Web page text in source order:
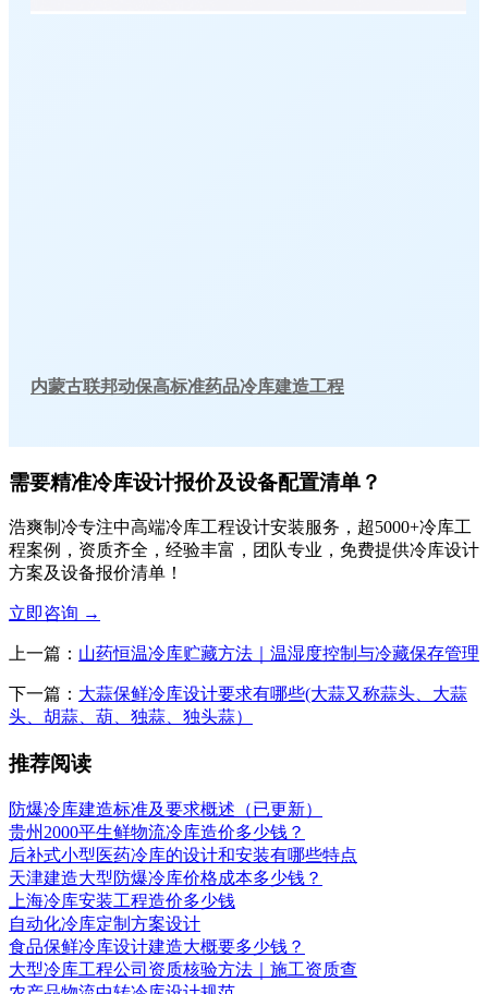
内蒙古联邦动保高标准药品冷库建造工程
需要精准冷库设计报价及设备配置清单？
浩爽制冷专注中高端冷库工程设计安装服务，超5000+冷库工
程案例，资质齐全，经验丰富，团队专业，免费提供冷库设计
方案及设备报价清单！
立即咨询 →
上一篇： 山药恒温冷库贮藏方法｜温湿度控制与冷藏保存管理
下一篇： 大蒜保鲜冷库设计要求有哪些(大蒜又称蒜头、大蒜
头、胡蒜、葫、独蒜、独头蒜）
推荐阅读
防爆冷库建造标准及要求概述（已更新）
贵州2000平生鲜物流冷库造价多少钱？
后补式小型医药冷库的设计和安装有哪些特点
天津建造大型防爆冷库价格成本多少钱？
上海冷库安装工程造价多少钱
自动化冷库定制方案设计
食品保鲜冷库设计建造大概要多少钱？
大型冷库工程公司资质核验方法｜施工资质查